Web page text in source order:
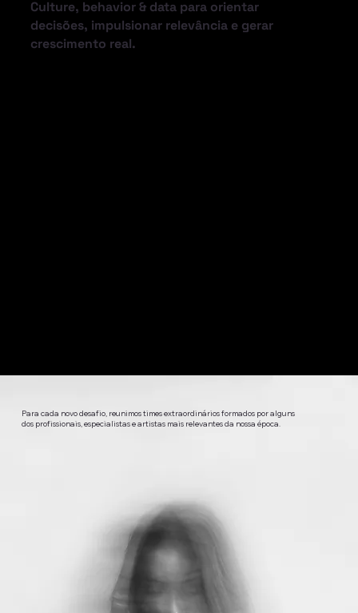
Culture, behavior & data para orientar
decisões, impulsionar relevância e gerar
crescimento real.
Para cada novo desafio, reunimos times extraordinários formados por alguns
dos profissionais, especialistas e artistas mais relevantes da nossa época.